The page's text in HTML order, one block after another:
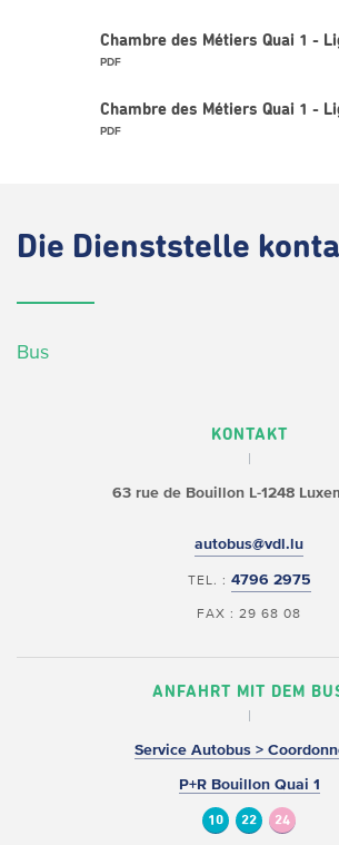
Chambre des Métiers Quai 1 -
PDF
Chambre des Métiers Quai 1 -
PDF
Die Dienststelle
Bus
KONTAKT
63 rue de BouillonL-1248
autobus@vdl.lu
TEL. : 4796 2975
FAX : 29 68 08
ANFAHRT MIT DEM
Service Autobus >
P+R Bouillon Quai 1
10 22 24